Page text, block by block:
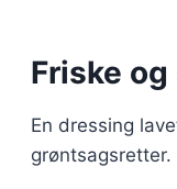
Friske
En dressing